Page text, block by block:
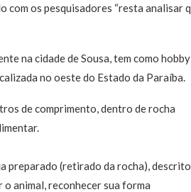
com os pesquisadores “resta analisar
na cidade de Sousa, tem como hobby
no oeste do Estado da Paraíba.
de comprimento, dentro de rocha
preparado (retirado da rocha), descrito
animal, reconhecer sua forma